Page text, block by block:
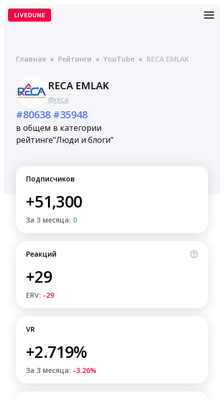
Перейти
Главная ● Рейтинги ● YouTube ● RECA EMLAK
RECA EMLAK
@reca
#80638
в общем
рейтинге
#35948
в категории
"Люди и блоги"
Подписчиков
+51,300
За 3 месяца: 0
Реакций
+29
ERV: -29
VR
+2.719%
За 3 месяца: -3.26%